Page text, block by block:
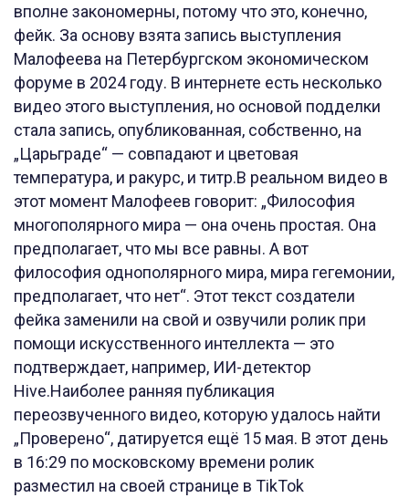
вполне закономерны, потому что это, конечно,
фейк. За основу взята запись выступления
Малофеева на Петербургском экономическом
форуме в 2024 году. В интернете есть несколько
видео этого выступления, но основой подделки
стала запись, опубликованная, собственно, на
„Царьграде“ — совпадают и цветовая
температура, и ракурс, и титр.В реальном видео в
этот момент Малофеев говорит: „Философия
многополярного мира — она очень простая. Она
предполагает, что мы все равны. А вот
философия однополярного мира, мира гегемонии,
предполагает, что нет“. Этот текст создатели
фейка заменили на свой и озвучили ролик при
помощи искусственного интеллекта — это
подтверждает, например, ИИ-детектор
Hive.Наиболее ранняя публикация
переозвученного видео, которую удалось найти
„Проверено“, датируется ещё 15 мая. В этот день
в 16:29 по московскому времени ролик
разместил на своей странице в TikTok